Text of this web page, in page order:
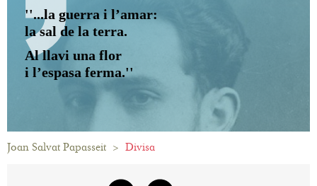
''...la guerra i l’amar:
la sal de la terra.
Al llavi una flor
i l’espasa ferma.''
Joan Salvat Papasseit > Divisa